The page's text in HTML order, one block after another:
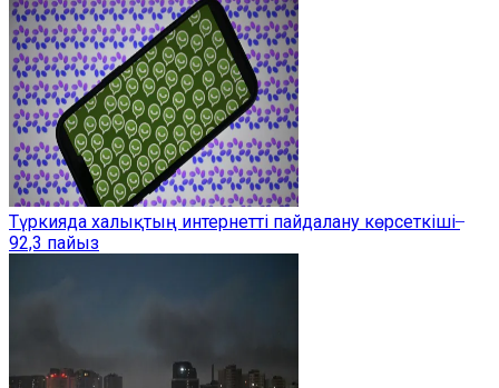
Түркияда халықтың интернетті пайдалану көрсеткіші ̶
92,3 пайыз